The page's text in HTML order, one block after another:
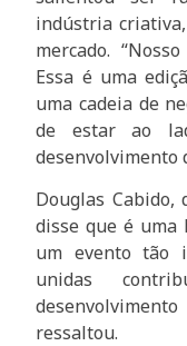
indústria
mercado.
Essa é uma
uma cadeia de
de estar ao
desenvolvimento
Douglas Cabido,
disse que é uma
um evento tão
unidas
ressaltou.